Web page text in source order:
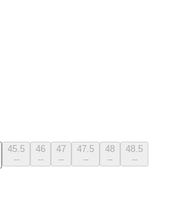
45.5
--
46
--
47
--
47.5
--
48
--
48.5
--